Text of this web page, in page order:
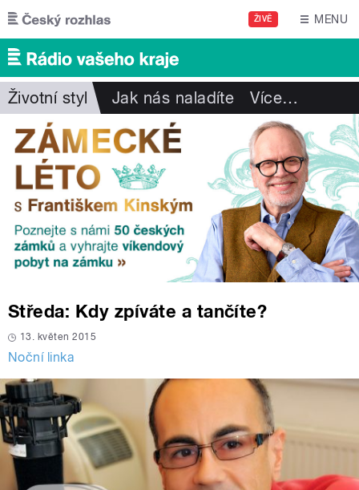
Přejít k hlavnímu obsahu
ŽIVĚ MENU
Životní styl Jak nás naladíte Více…
Středa: Kdy zpíváte a tančíte?
13. květen 2015
Noční linka